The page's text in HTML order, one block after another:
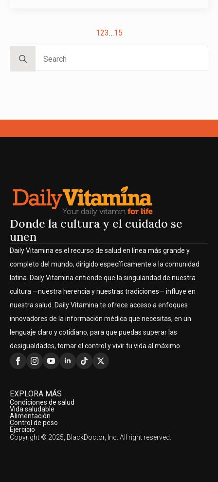
123…15
for:
Donde la cultura y el cuidado se
unen
Daily Vitamina es el recurso de salud en línea más grande y
completo del mundo, dirigido específicamente a la comunidad
latina. Daily Vitamina entiende que la singularidad de nuestra
cultura —nuestra herencia y nuestras tradiciones— influye en
nuestra salud. Daily Vitamina te ofrece acceso a enfoques
innovadores de la información médica que necesitas, en un
lenguaje claro y cotidiano, para que puedas superar las
desigualdades, tomar el control y vivir tu vida al máximo.
EXPLORA MÁS
Condiciones de salud
Vida saludable
Alimentación
Control de peso
Ejercicio
Copyright © 2025, BlackDoctor, Inc. All right reserved.